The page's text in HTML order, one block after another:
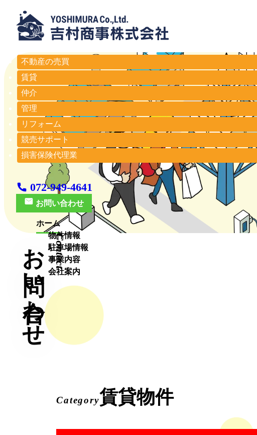
不動産の売買
賃貸
仲介
管理
リフォーム
競売サポート
損害保険代理業
072-949-4641
お問い合わせ
ホーム
物件情報
売買物件
賃貸物件
【八尾南】売買物件
【八尾南】賃貸物件
【八尾南】駐車場情報
駐車場情報
事業内容
不動産買取
リフォーム
会社案内
Contact
お問い合わせ
Category賃貸物件